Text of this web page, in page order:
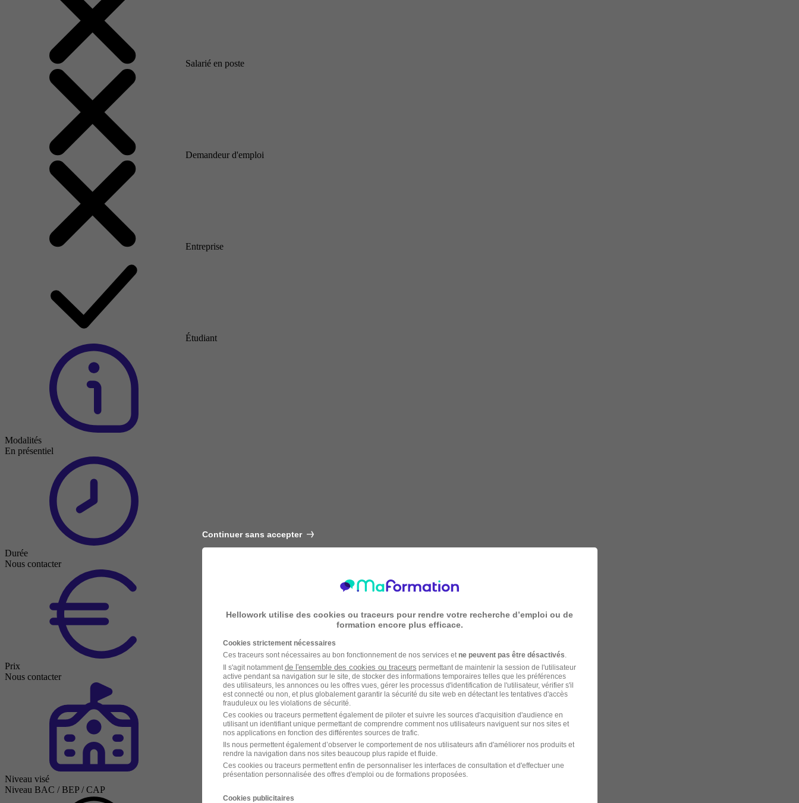
Salarié en poste
Demandeur d'emploi
Entreprise
Étudiant
Modalités
En présentiel
Durée
Nous contacter
Prix
Nous contacter
Niveau visé
Niveau BAC / BEP / CAP
Continuer sans accepter
Hellowork utilise des cookies ou traceurs pour rendre votre recherche d’emploi ou de
formation encore plus efficace.
Cookies strictement nécessaires
Ces traceurs sont nécessaires au bon fonctionnement de nos services et ne peuvent pas être désactivés
Il s'agit notamment de l'ensemble des cookies ou traceurs permettant de maintenir la session de l'utilisateur
active pendant sa navigation sur le site, de stocker des informations temporaires telles que les préférences
des utilisateurs, les annonces ou les offres vues, gérer les processus d'identification de l'utilisateur, vérifier s'il
est connecté ou non, et plus globalement garantir la sécurité du site web en détectant les tentatives d'accès
frauduleux ou les violations de sécurité.
Ces cookies ou traceurs permettent également de piloter et suivre les sources d'acquisition d'audience en
utilisant un identifiant unique permettant de comprendre comment nos utilisateurs naviguent sur nos sites et
nos applications en fonction des différentes sources de trafic.
Ils nous permettent également d’observer le comportement de nos utilisateurs afin d'améliorer nos produits et
rendre la navigation dans nos sites beaucoup plus rapide et fluide.
Ces cookies ou traceurs permettent enfin de personnaliser les interfaces de consultation et d'effectuer une
présentation personnalisée des offres d'emploi ou de formations proposées.
Cookies publicitaires